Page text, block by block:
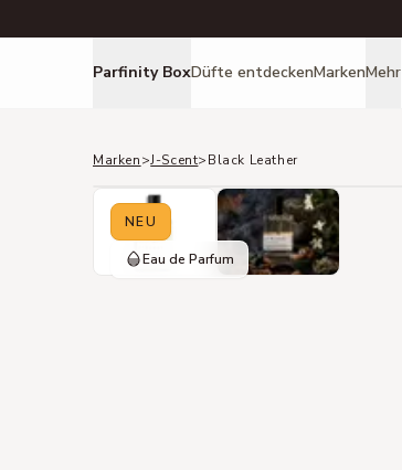
Parfinity BoxDüfte entdeckenMarkenMehr
Marken>J-Scent>Black Leather
NEU
Eau de Parfum